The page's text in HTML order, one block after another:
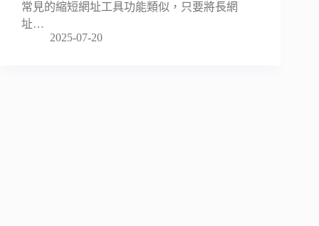
常見的縮短網址工具功能類似，只要將長網
址…
2025-07-20